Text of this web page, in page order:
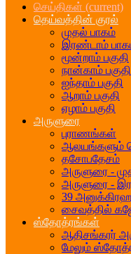
செய்திகள் (current)
தெய்வத்தின் குரல்
முதல் பாகம்
இரண்டாம்
மூன்றாம் பகுதி
நான்காம் பகுதி
ஐந்தாம் பகுதி
ஆறாம் பகுதி
ஏழாம் பகுதி
அருளுரை
புராணங்கள்
ஆலயங்களும்
தசோபதேசம்
அருளுரை -
அருளுரை -
39
சைவத்தில்
ஸ்தோத்ரங்கள்
ஆதிசங்கரர்
மேலும்